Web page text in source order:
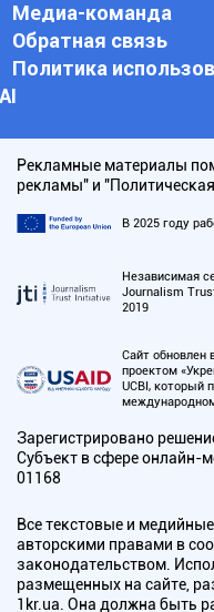
Медиа-команда
Обратная связь
Политика
АI
Рекламные материалы
рекламы" и
В 2025 году
Независимая
Journalism
2019
Сайт обновлен
проектом
UCBI, который
Зарегистрировано
Субъект в сфере онлайн-
01168
Все текстовые и
авторскими правами в
законодательством.
размещенных на сайте,
1kr.ua. Она должна быть